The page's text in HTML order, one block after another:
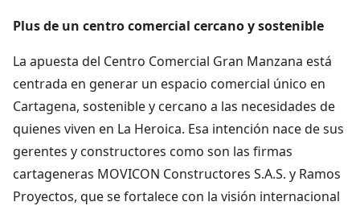
Plus de un centro comercial cercano y sostenible
La apuesta del Centro Comercial Gran Manzana está
centrada en generar un espacio comercial único en
Cartagena, sostenible y cercano a las necesidades de
quienes viven en La Heroica. Esa intención nace de sus
gerentes y constructores como son las firmas
cartageneras MOVICON Constructores S.A.S. y Ramos
Proyectos, que se fortalece con la visión internacional